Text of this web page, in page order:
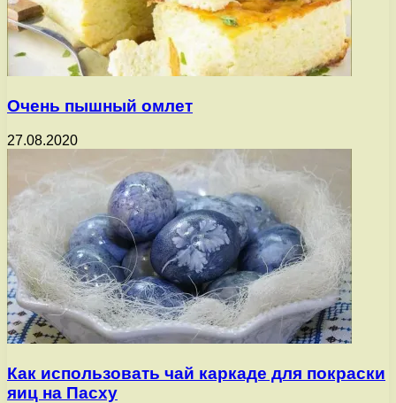
Очень пышный омлет
27.08.2020
Как использовать чай каркаде для покраски
яиц на Пасху